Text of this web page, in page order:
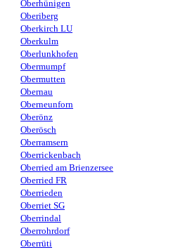
Oberhünigen
Oberiberg
Oberkirch LU
Oberkulm
Oberlunkhofen
Obermumpf
Obermutten
Obernau
Oberneunforn
Oberönz
Oberösch
Oberramsern
Oberrickenbach
Oberried am Brienzersee
Oberried FR
Oberrieden
Oberriet SG
Oberrindal
Oberrohrdorf
Oberrüti